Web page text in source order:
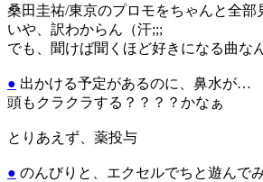
桑田圭祐/東京のプロモをちゃんと全部
いや、訳わからん（汗;;;
でも、聞けば聞くほど好きになる曲な
● 出かける予定があるのに、鼻水が…
頭もクラクラする？？？？かなぁ
とりあえず、薬投与
● のんびりと、エクセルでちと遊んで